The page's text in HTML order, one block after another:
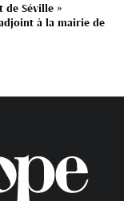
de Séville »
à la mairie de